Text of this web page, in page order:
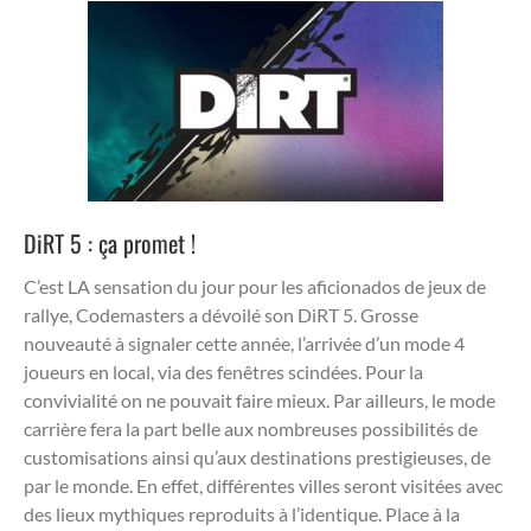
DiRT 5 : ça promet !
C’est LA sensation du jour pour les aficionados de jeux de
rallye, Codemasters a dévoilé son DiRT 5. Grosse
nouveauté à signaler cette année, l’arrivée d’un mode 4
joueurs en local, via des fenêtres scindées. Pour la
convivialité on ne pouvait faire mieux. Par ailleurs, le mode
carrière fera la part belle aux nombreuses possibilités de
customisations ainsi qu’aux destinations prestigieuses, de
par le monde. En effet, différentes villes seront visitées avec
des lieux mythiques reproduits à l’identique. Place à la